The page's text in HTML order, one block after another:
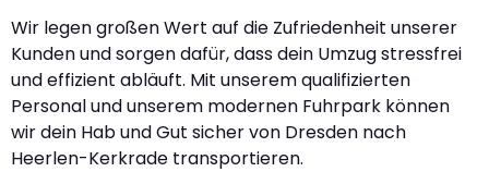
Wir legen großen Wert auf die Zufriedenheit unserer
Kunden und sorgen dafür, dass dein Umzug stressfrei
und effizient abläuft. Mit unserem qualifizierten
Personal und unserem modernen Fuhrpark können
wir dein Hab und Gut sicher von Dresden nach
Heerlen-Kerkrade transportieren.